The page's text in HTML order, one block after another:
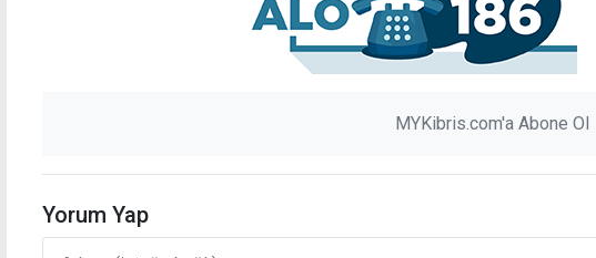
MYKibris.com'a Abone Ol
Yorum Yap